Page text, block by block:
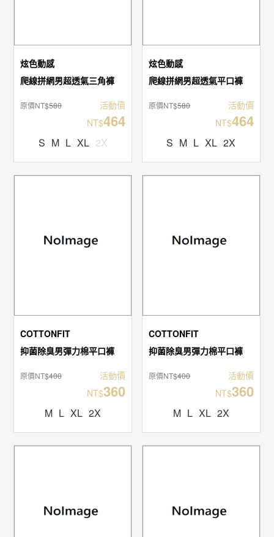
炫色動感
爬線拼網男超透氣三角褲
原價NT$580
活動價
NT$464
S M L XL 2X
炫色動感
爬線拼網男超透氣平口褲
原價NT$580
活動價
NT$464
S M L XL 2X
COTTONFIT
抑菌除臭男彈力棉平口褲
原價NT$400
活動價
NT$360
M L XL 2X
COTTONFIT
抑菌除臭男彈力棉平口褲
原價NT$400
活動價
NT$360
M L XL 2X